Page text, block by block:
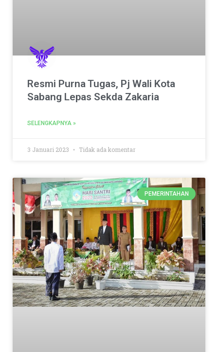
Resmi Purna Tugas, Pj Wali Kota
Sabang Lepas Sekda Zakaria
SELENGKAPNYA »
3 Januari 2023 Tidak ada komentar
PEMERINTAHAN